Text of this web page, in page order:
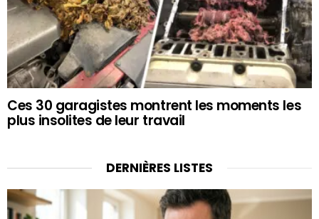
Ces 30 garagistes montrent les moments les
plus insolites de leur travail
DERNIÈRES LISTES